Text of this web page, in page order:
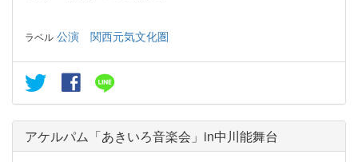
ラベル 公演 関西元気文化圏
アケルパム「あきいろ音楽会」in中川能舞台